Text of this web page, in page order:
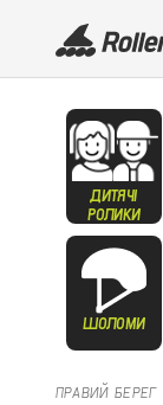
ДИТЯЧІ
РОЛИКИ
ШОЛОМИ
ПРАВИЙ БЕРЕГ